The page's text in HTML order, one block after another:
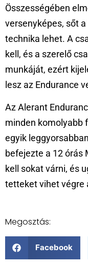
Összességében
versenyképes, sőt
technika lehet. A
kell, és a szerelő
munkáját, ezért
lesz az Endurance
Az Alerant
minden komolyabb
egyik
befejezte a 12 órás
kell sokat várni, és
tetteket vihet végre
Megosztás:
Facebook